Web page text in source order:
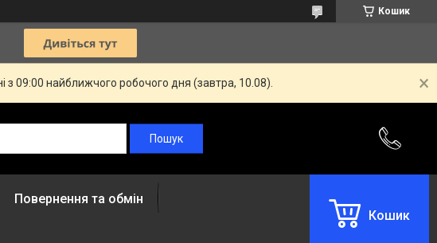
Кошик
з 09:00 найближчого робочого дня (завтра, 10.08).
Повернення та обмін
Кошик